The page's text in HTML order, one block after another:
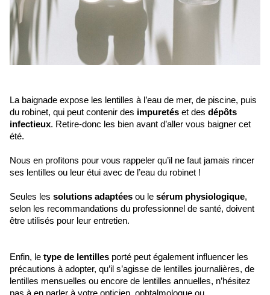
La baignade expose les lentilles à l’eau de mer, de piscine, puis
du robinet, qui peut contenir des impuretés et des dépôts
infectieux. Retire-donc les bien avant d’aller vous baigner cet
été.
Nous en profitons pour vous rappeler qu’il ne faut jamais rincer
ses lentilles ou leur étui avec de l’eau du robinet !
Seules les solutions adaptées ou le sérum physiologique,
selon les recommandations du professionnel de santé, doivent
être utilisés pour leur entretien.
Enfin, le type de lentilles porté peut également influencer les
précautions à adopter, qu’il s’agisse de lentilles journalières, de
lentilles mensuelles ou encore de lentilles annuelles, n’hésitez